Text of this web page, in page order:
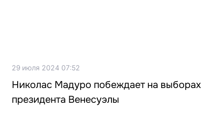
29 июля 2024 07:52
Николас Мадуро побеждает на выборах
президента Венесуэлы